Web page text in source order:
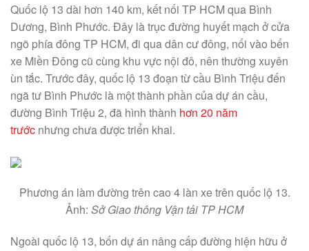
Quốc lộ 13 dài hơn 140 km, kết nối TP HCM qua Bình
Dương, Bình Phước. Đây là trục đường huyết mạch ở cửa
ngõ phía đông TP HCM, đi qua dân cư đông, nối vào bến
xe Miền Đông cũ cùng khu vực nội đô, nên thường xuyên
ùn tắc. Trước đây, quốc lộ 13 đoạn từ cầu Bình Triệu đến
ngã tư Bình Phước là một thành phần của dự án cầu,
đường Bình Triệu 2, đã hình thành hơn 20 năm
trước nhưng chưa được triển khai.
Phương án làm đường trên cao 4 làn xe trên quốc lộ 13.
Ảnh: Sở Giao thông Vận tải TP HCM
Ngoài quốc lộ 13, bốn dự án nâng cấp đường hiện hữu ở